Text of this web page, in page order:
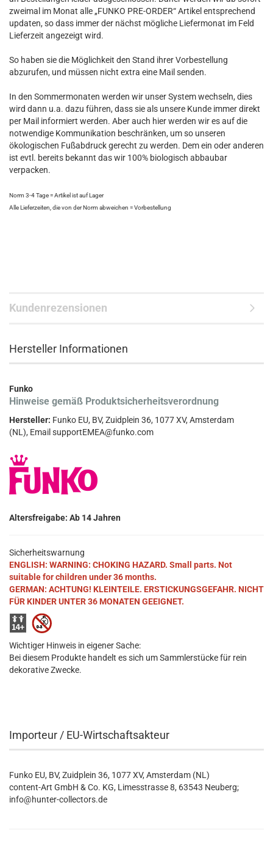
zweimal im Monat alle „FUNKO PRE-ORDER“ Artikel entsprechend
updaten, so dass immer der nächst mögliche Liefermonat im Feld
Lieferzeit angezeigt wird.
So haben sie die Möglichkeit den Stand ihrer Vorbestellung
abzurufen, und müssen nicht extra eine Mail senden.
In den Sommermonaten werden wir unser System wechseln, dies
wird dann u.a. dazu führen, dass sie als unsere Kunde immer direkt
per Mail informiert werden. Aber auch hier werden wir es auf die
notwendige Kommunikation beschränken, um so unseren
ökologischen Fußabdruck gerecht zu werden. Dem ein oder anderen
ist evtl. bereits bekannt das wir 100% biologisch abbaubar
verpacken.
Norm 3-4 Tage = Artikel ist auf Lager
Alle Lieferzeiten, die von der Norm abweichen = Vorbestellung
Kundenrezensionen
Hersteller Informationen
Funko
Hinweise gemäß Produktsicherheitsverordnung
Hersteller: Funko EU, BV, Zuidplein 36, 1077 XV, Amsterdam
(NL), Email supportEMEA@funko.com
Altersfreigabe: Ab 14 Jahren
Sicherheitswarnung
ENGLISH: WARNING: CHOKING HAZARD. Small parts. Not
suitable for children under 36 months.
GERMAN: ACHTUNG! KLEINTEILE. ERSTICKUNGSGEFAHR. NICHT
FÜR KINDER UNTER 36 MONATEN GEEIGNET.
Wichtiger Hinweis in eigener Sache:
Bei diesem Produkte handelt es sich um Sammlerstücke für rein
dekorative Zwecke.
Importeur / EU-Wirtschaftsakteur
Funko EU, BV, Zuidplein 36, 1077 XV, Amsterdam (NL)
content-Art GmbH & Co. KG, Limesstrasse 8, 63543 Neuberg;
info@hunter-collectors.de